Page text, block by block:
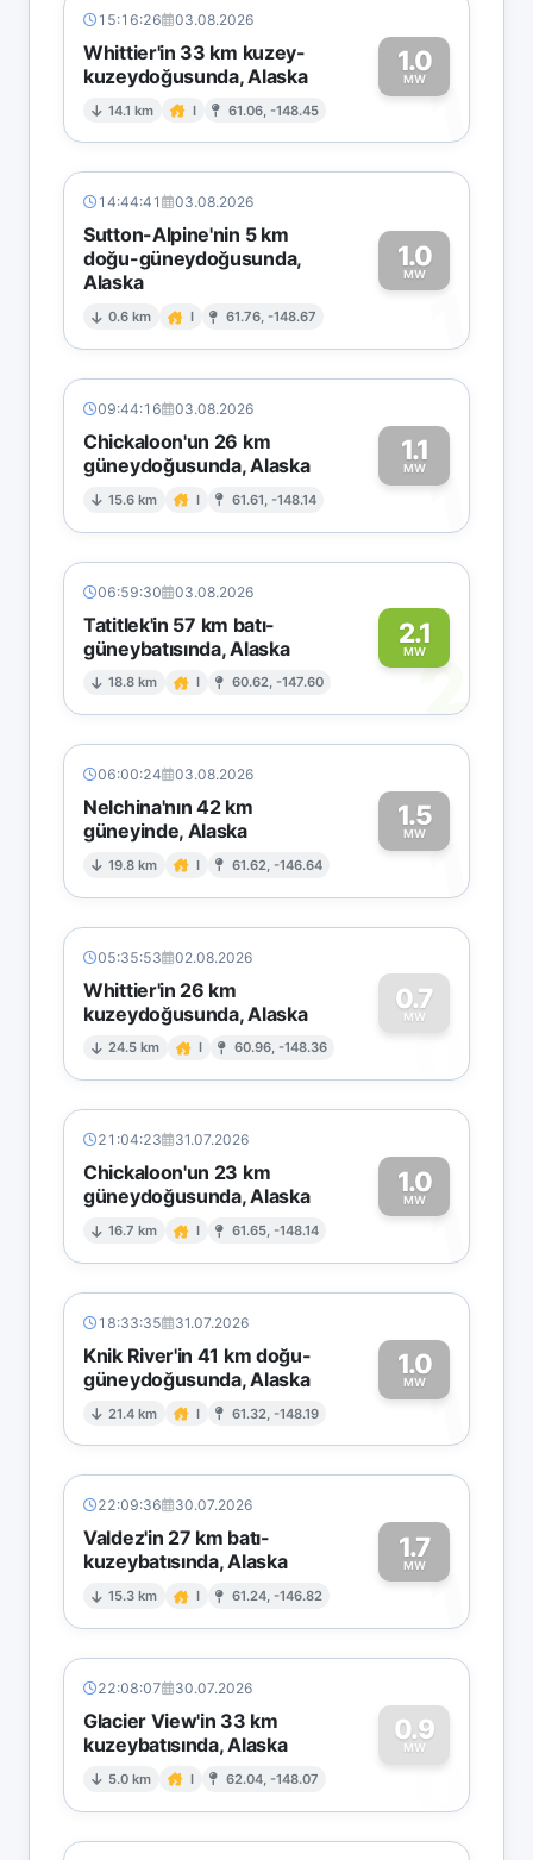
15:16:26 03.08.2026
Whittier'in 33 km kuzey-
kuzeydoğusunda, Alaska
14.1 km I 61.06, -148.45
1.0
MW1
14:44:41 03.08.2026
Sutton-Alpine'nin 5 km
doğu-güneydoğusunda,
Alaska
0.6 km I 61.76, -148.67
1.0
MW
1
09:44:16 03.08.2026
Chickaloon'un 26 km
güneydoğusunda, Alaska
15.6 km I 61.61, -148.14
1.1
MW1
06:59:30 03.08.2026
Tatitlek'in 57 km batı-
güneybatısında, Alaska
18.8 km I 60.62, -147.60
2.1
MW2
06:00:24 03.08.2026
Nelchina'nın 42 km
güneyinde, Alaska
19.8 km I 61.62, -146.64
1.5
MW1
05:35:53 02.08.2026
Whittier'in 26 km
kuzeydoğusunda, Alaska
24.5 km I 60.96, -148.36
0.7
MW
0
21:04:23 31.07.2026
Chickaloon'un 23 km
güneydoğusunda, Alaska
16.7 km I 61.65, -148.14
1.0
MW1
18:33:35 31.07.2026
Knik River'in 41 km doğu-
güneydoğusunda, Alaska
21.4 km I 61.32, -148.19
1.0
MW1
22:09:36 30.07.2026
Valdez'in 27 km batı-
kuzeybatısında, Alaska
15.3 km I 61.24, -146.82
1.7
MW1
22:08:07 30.07.2026
Glacier View'in 33 km
kuzeybatısında, Alaska
5.0 km I 62.04, -148.07
0.9
MW
0